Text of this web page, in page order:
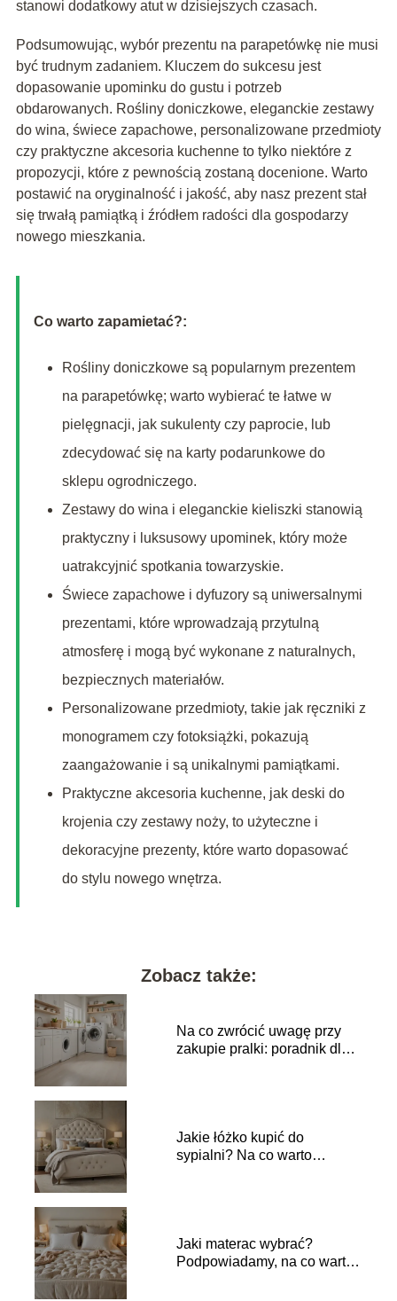
stanowi dodatkowy atut w dzisiejszych czasach.
Podsumowując, wybór prezentu na parapetówkę nie musi
być trudnym zadaniem. Kluczem do sukcesu jest
dopasowanie upominku do gustu i potrzeb
obdarowanych. Rośliny doniczkowe, eleganckie zestawy
do wina, świece zapachowe, personalizowane przedmioty
czy praktyczne akcesoria kuchenne to tylko niektóre z
propozycji, które z pewnością zostaną docenione. Warto
postawić na oryginalność i jakość, aby nasz prezent stał
się trwałą pamiątką i źródłem radości dla gospodarzy
nowego mieszkania.
Co warto zapamietać?:
Rośliny doniczkowe są popularnym prezentem
na parapetówkę; warto wybierać te łatwe w
pielęgnacji, jak sukulenty czy paprocie, lub
zdecydować się na karty podarunkowe do
sklepu ogrodniczego.
Zestawy do wina i eleganckie kieliszki stanowią
praktyczny i luksusowy upominek, który może
uatrakcyjnić spotkania towarzyskie.
Świece zapachowe i dyfuzory są uniwersalnymi
prezentami, które wprowadzają przytulną
atmosferę i mogą być wykonane z naturalnych,
bezpiecznych materiałów.
Personalizowane przedmioty, takie jak ręczniki z
monogramem czy fotoksiążki, pokazują
zaangażowanie i są unikalnymi pamiątkami.
Praktyczne akcesoria kuchenne, jak deski do
krojenia czy zestawy noży, to użyteczne i
dekoracyjne prezenty, które warto dopasować
do stylu nowego wnętrza.
Zobacz także:
Na co zwrócić uwagę przy
zakupie pralki: poradnik dla
Jakie łóżko kupić do
sypialni? Na co warto
Jaki materac wybrać?
Podpowiadamy, na co warto